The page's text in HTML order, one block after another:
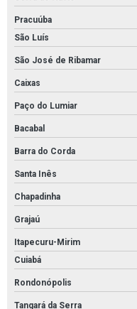
Pracuúba
São Luís
São José de Ribamar
Caixas
Paço do Lumiar
Bacabal
Barra do Corda
Santa Inês
Chapadinha
Grajaú
Itapecuru-Mirim
Cuiabá
Rondonópolis
Tangará da Serra